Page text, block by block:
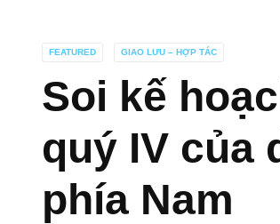
FEATURED GIAO LƯU – HỢP TÁC
Soi kế
quý IV của
phía Nam